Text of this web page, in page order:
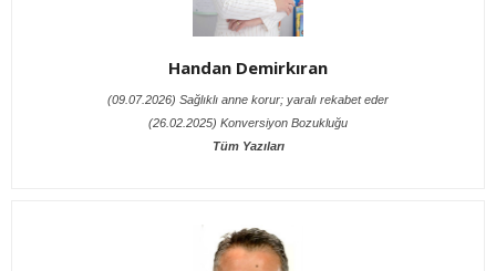
Handan Demirkıran
(09.07.2026) Sağlıklı anne korur; yaralı rekabet eder
(26.02.2025) Konversiyon Bozukluğu
Tüm Yazıları